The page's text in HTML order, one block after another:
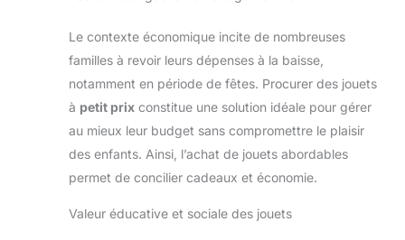
Le contexte économique incite de nombreuses
familles à revoir leurs dépenses à la baisse,
notamment en période de fêtes. Procurer des jouets
à petit prix constitue une solution idéale pour gérer
au mieux leur budget sans compromettre le plaisir
des enfants. Ainsi, l’achat de jouets abordables
permet de concilier cadeaux et économie.
Valeur éducative et sociale des jouets